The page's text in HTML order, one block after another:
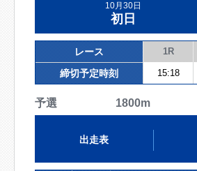
10月30日
初日
レース 1R
締切予定時刻 15:18
予選 1800m
出走表